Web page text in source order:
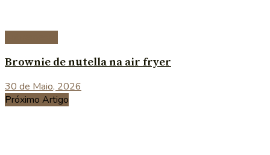
Brownie de nutella na air fryer
30 de Maio, 2026
Próximo Artigo